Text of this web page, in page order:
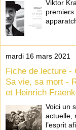
Viktor
premiers
mardi 16 mars 2021
Fiche de lecture -
Sa vie, sa mort -
et Heinrich
Voici un
actuelle,
l’esprit